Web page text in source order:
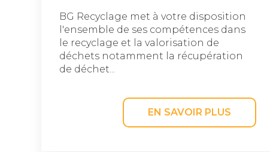
BG Recyclage met à votre disposition
l'ensemble de ses compétences dans
le recyclage et la valorisation de
déchets notamment la récupération
de déchet...
EN SAVOIR PLUS